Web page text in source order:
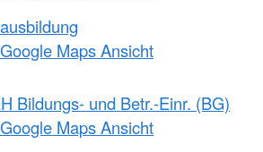
Maps Ansicht
Bildungs- und Betr.-Einr. (BG)
Maps Ansicht